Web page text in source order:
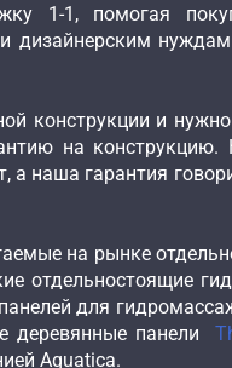
1-1, помогая
дизайнерским
конструкции и
на конструкцию.
а наша гарантия
на рынке
отдельностоящие
для
деревянные панели
Aquatica.